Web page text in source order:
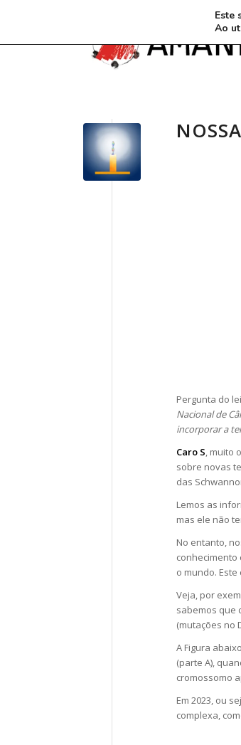
Pergunta do
Nacional de
incorporar a
Caro S, muito
sobre novas
das
Lemos as
mas ele não
No entanto,
o mundo.
Veja, por
sabemos que
(mutações no
A Figura
(parte A),
cromossomo
Em 2023, ou
complexa,
Este
Ao